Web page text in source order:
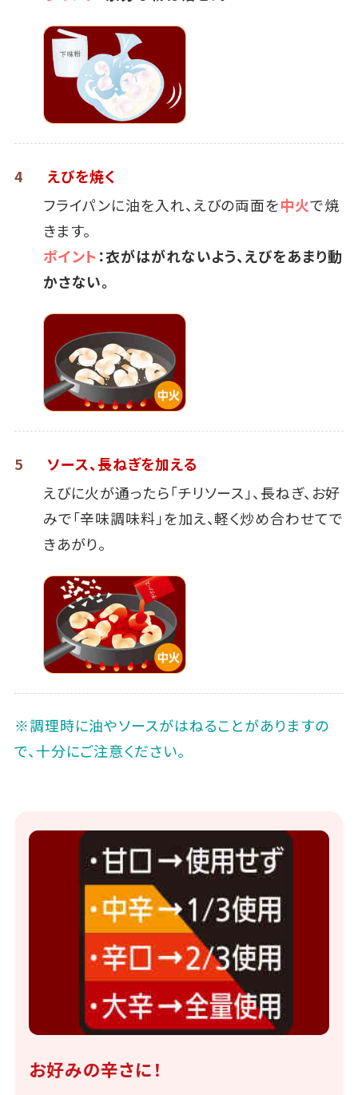
4
えびを焼く
フライパンに油を入れ、えびの両面を中火で焼
きます。
ポイント：衣がはがれないよう、えびをあまり動
かさない。
5
ソース、長ねぎを加える
えびに火が通ったら「チリソース」、長ねぎ、お好
みで「辛味調味料」を加え、軽く炒め合わせてで
きあがり。
※調理時に油やソースがはねることがありますの
で、十分にご注意ください。
お好みの辛さに！